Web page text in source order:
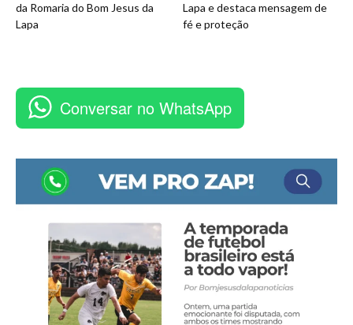
da Romaria do Bom Jesus da
Lapa
Lapa e destaca mensagem de
fé e proteção
Conversar no WhatsApp